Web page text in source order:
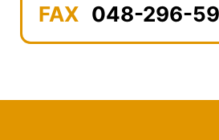
FAX 048-296-